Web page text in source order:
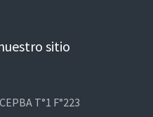
sitio
T°1 F°223